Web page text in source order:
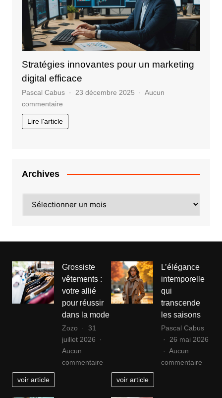
professionnelle
Stratégies innovantes pour un marketing
digital efficace
Pascal Cabus 23 décembre 2025
Aucun
commentairesur
Stratégies
innovantes
Lire l'article
Archives
Grossiste
vêtements :
votre allié
pour réussir
dans la mode
Zozo
31
juillet 2026
Aucun
commentairesur
Grossiste
vêtements
voir article
L’élégance
intemporelle
qui
transcende
les saisons
Pascal Cabus
26 mai 2026
Aucun
commentaire
voir article